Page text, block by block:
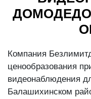
Компания
ценообразования
видеонаблюдения
Балашихинском